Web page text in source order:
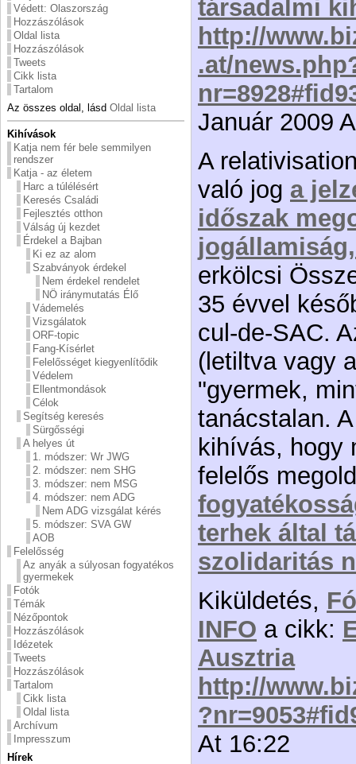
Védett: Olaszország
Hozzászólások
Oldal lista
Hozzászólások
Tweets
Cikk lista
Tartalom
Az összes oldal, lásd Oldal lista
Kihívások
Katja nem fér bele semmilyen
rendszer
Katja - az életem
Harc a túlélésért
Keresés Családi
Fejlesztés otthon
Válság új kezdet
Érdekel a Bajban
Ki ez az alom
Szabványok érdekel
Nem érdekel rendelet
NÖ iránymutatás Élő
Vádemelés
Vizsgálatok
ORF-topic
Fang-Kísérlet
Felelősséget kiegyenlítődik
Védelem
Ellentmondások
Célok
Segítség keresés
Sürgősségi
A helyes út
1. módszer: Wr JWG
2. módszer: nem SHG
3. módszer: nem MSG
4. módszer: nem ADG
Nem ADG vizsgálat kérés
5. módszer: SVA GW
AOB
Felelősség
Az anyák a súlyosan fogyatékos
gyermekek
Fotók
Témák
Nézőpontok
Hozzászólások
Idézetek
Tweets
Hozzászólások
Tartalom
Cikk lista
Oldal lista
Archívum
Impresszum
Hírek
társadalmi
http://
.at/
Január 2009
A
való jog a
időszak
erkölcsi
35 évvel
cul-de-SAC.
(letiltva vagy
"gyermek,
tanácstalan.
kihívás, hogy
felelős
terhek által
szolidaritás
Kiküldetés,
INFO a cikk:
Ausztria
http://
At 16:22